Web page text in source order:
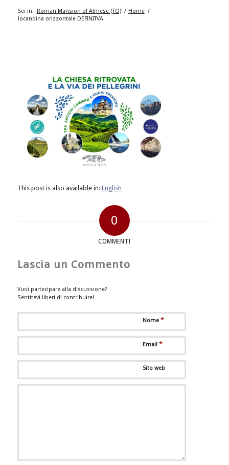
Sei in: Roman Mansion of Almese (TO) / Home /
locandina orizzontale DEFINITVA
This post is also available in: English
0
COMMENTI
Lascia un Commento
Vuoi partecipare alla discussione?
Sentitevi liberi di contribuire!
Nome *
Email *
Sito web